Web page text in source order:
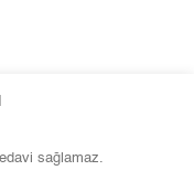
sağlamaz.